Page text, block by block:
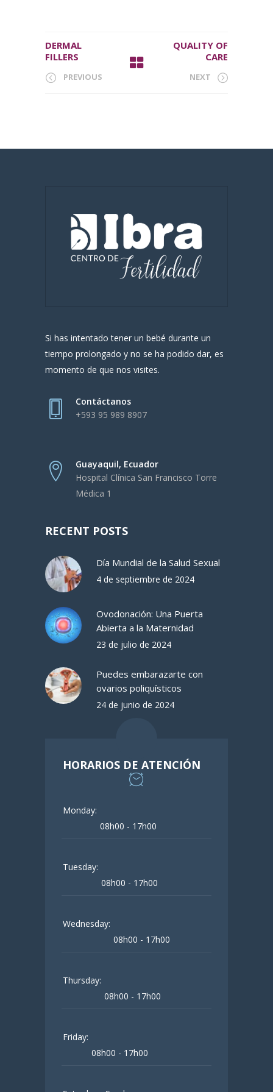
DERMAL
FILLERS
PREVIOUS
QUALITY OF
CARE
NEXT
Si has intentado tener un bebé durante un
tiempo prolongado y no se ha podido dar, es
momento de que nos visites.
Contáctanos
+593 95 989 8907
Guayaquil, Ecuador
Hospital Clínica San Francisco Torre
Médica 1
RECENT POSTS
Día Mundial de la Salud Sexual
4 de septiembre de 2024
Ovodonación: Una Puerta
Abierta a la Maternidad
23 de julio de 2024
Puedes embarazarte con
ovarios poliquísticos
24 de junio de 2024
HORARIOS DE ATENCIÓN
Monday:
08h00 - 17h00
Tuesday:
08h00 - 17h00
Wednesday:
08h00 - 17h00
Thursday:
08h00 - 17h00
Friday:
08h00 - 17h00